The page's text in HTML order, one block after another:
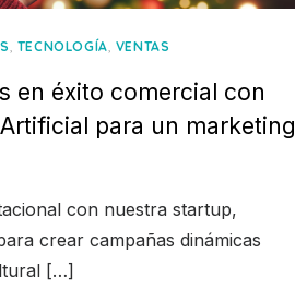
, TECNOLOGÍA, VENTAS
en éxito comercial con
para un marketing
con nuestra startup,
crear campañas dinámicas
[…]